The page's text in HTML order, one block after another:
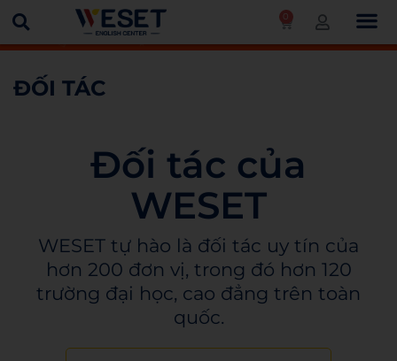
0
Trang chủ Đối tác
ĐỐI TÁC
Đối tác của
WESET
WESET tự hào là đối tác uy tín của
hơn 200 đơn vị, trong đó hơn 120
trường đại học, cao đẳng trên toàn
quốc.​